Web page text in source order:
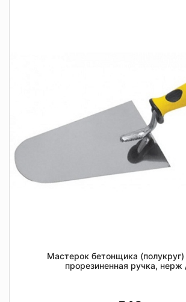
Мастерок бетонщика
прорезиненная ручка, нерж